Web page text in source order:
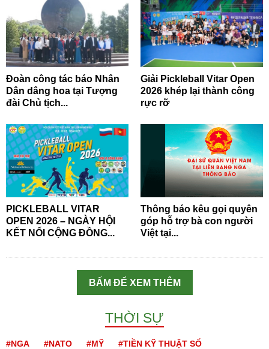
Đoàn công tác báo Nhân
Dân dâng hoa tại Tượng
đài Chủ tịch...
Giải Pickleball Vitar Open
2026 khép lại thành công
rực rỡ
PICKLEBALL VITAR
OPEN 2026 – NGÀY HỘI
KẾT NỐI CỘNG ĐỒNG...
Thông báo kêu gọi quyên
góp hỗ trợ bà con người
Việt tại...
BẤM ĐỂ XEM THÊM
THỜI SỰ
#NGA #NATO #MỸ #TIỀN KỸ THUẬT SỐ